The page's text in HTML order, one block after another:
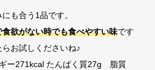
も合う1品です。
欲がない時でも食べやすい味です
お試しくださいね♪
ギー271kcal たんぱく質27g 脂質